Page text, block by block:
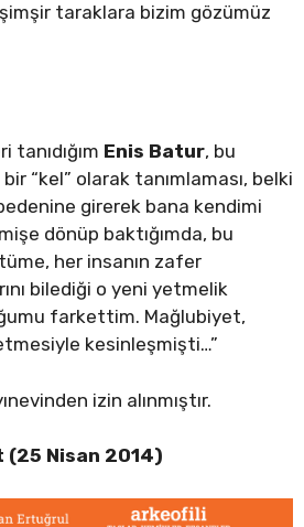
taraklara bizim gözümüz
tanıdığım Enis Batur, bu
“kel” olarak tanımlaması, belki
girerek bana kendimi
dönüp baktığımda, bu
her insanın zafer
bilediği o yeni yetmelik
farkettim. Mağlubiyet,
kesinleşmişti…”
izin alınmıştır.
Nisan 2014)